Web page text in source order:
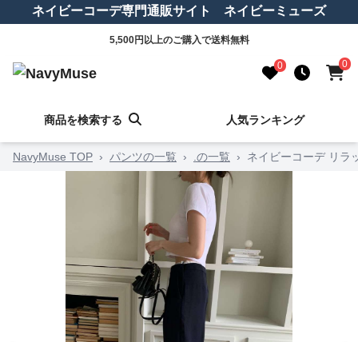
ネイビーコーデ専門通販サイト ネイビーミューズ
5,500円以上のご購入で送料無料
0 0
商品を検索する 人気ランキング
NavyMuse TOP › パンツの一覧 › .の一覧 › ネイビーコーデ リラ